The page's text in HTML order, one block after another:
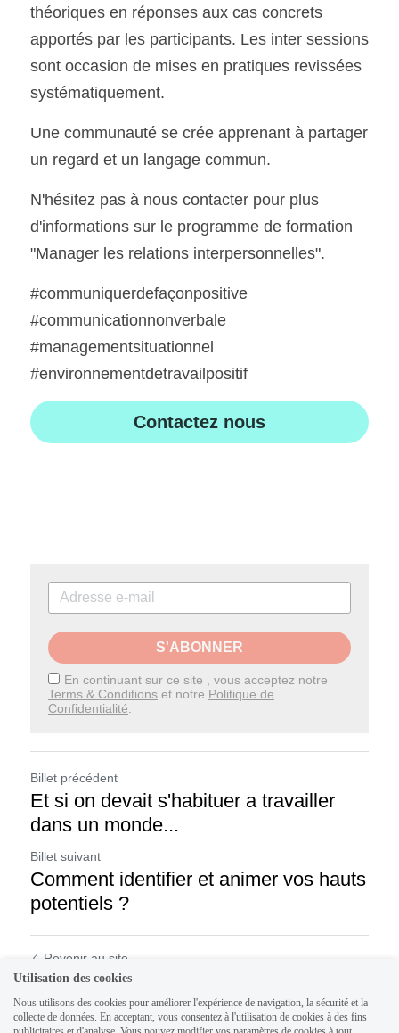
théoriques en réponses aux cas concrets
apportés par les participants. Les inter sessions
sont occasion de mises en pratiques revissées
systématiquement.
Une communauté se crée apprenant à partager
un regard et un langage commun.
N'hésitez pas à nous contacter pour plus
d'informations sur le programme de formation
"Manager les relations interpersonnelles".
#communiquerdefaçonpositive
#communicationnonverbale
#managementsituationnel
#environnementdetravailpositif
Contactez nous
S'ABONNER
En continuant sur ce site , vous acceptez notre
Terms & Conditions et notre Politique de
Confidentialité
Billet précédent
Et si on devait s'habituer a travailler
dans un monde...
Billet suivant
Comment identifier et animer vos hauts
potentiels ?
Revenir au site
Utilisation des cookies
Nous utilisons des cookies pour améliorer l'expérience de navigation, la sécurité et la
collecte de données. En acceptant, vous consentez à l'utilisation de cookies à des fins